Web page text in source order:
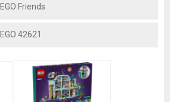
LEGO Friends
LEGO 42621